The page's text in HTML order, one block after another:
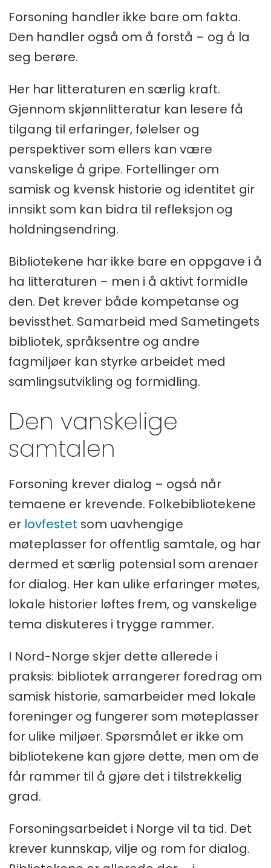
Bybibliotekenes seminar om dialog
og forsoningsarbeid .
Forsoning handler ikke bare om fakta.
Den handler også om å forstå – og å la
seg berøre.
Her har litteraturen en særlig kraft.
Gjennom skjønnlitteratur kan lesere få
tilgang til erfaringer, følelser og
perspektiver som ellers kan være
vanskelige å gripe. Fortellinger om
samisk og kvensk historie og identitet gir
innsikt som kan bidra til refleksjon og
holdningsendring.
Bibliotekene har ikke bare en oppgave i å
ha litteraturen – men i å aktivt formidle
den. Det krever både kompetanse og
bevissthet. Samarbeid med Sametingets
bibliotek, språksentre og andre
fagmiljøer kan styrke arbeidet med
samlingsutvikling og formidling.
Den vanskelige
samtalen
Forsoning krever dialog – også når
temaene er krevende. Folkebibliotekene
er lovfestet som uavhengige
møteplasser for offentlig samtale, og har
dermed et særlig potensial som arenaer
for dialog. Her kan ulike erfaringer møtes,
lokale historier løftes frem, og vanskelige
tema diskuteres i trygge rammer.
I Nord-Norge skjer dette allerede i
praksis: bibliotek arrangerer foredrag om
samisk historie, samarbeider med lokale
foreninger og fungerer som møteplasser
for ulike miljøer. Spørsmålet er ikke om
bibliotekene kan gjøre dette, men om de
får rammer til å gjøre det i tilstrekkelig
grad.
Forsoningsarbeidet i Norge vil ta tid. Det
krever kunnskap, vilje og rom for dialog.